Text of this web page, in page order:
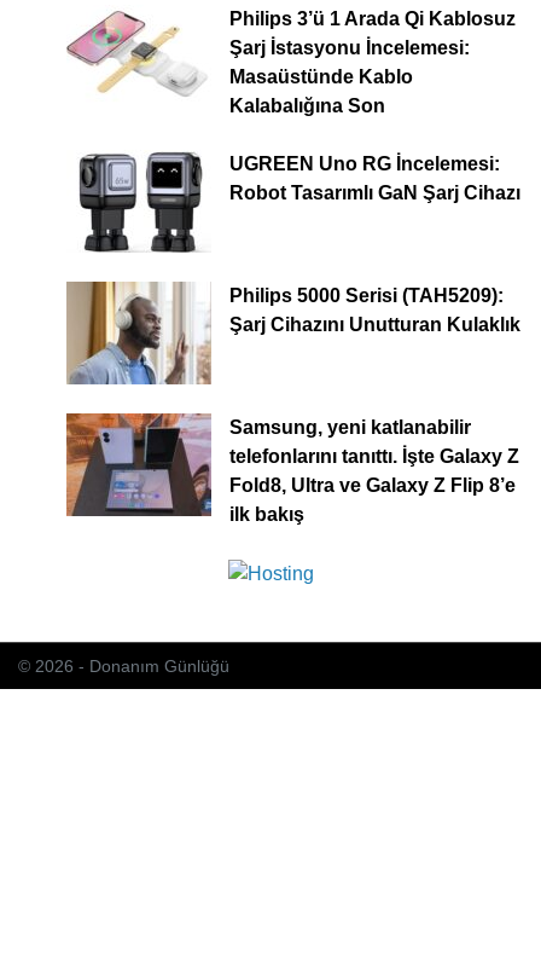
Philips 3’ü 1 Arada Qi Kablosuz
Şarj İstasyonu İncelemesi:
Masaüstünde Kablo
Kalabalığına Son
UGREEN Uno RG İncelemesi:
Robot Tasarımlı GaN Şarj Cihazı
Philips 5000 Serisi (TAH5209):
Şarj Cihazını Unutturan Kulaklık
Samsung, yeni katlanabilir
telefonlarını tanıttı. İşte Galaxy Z
Fold8, Ultra ve Galaxy Z Flip 8’e
ilk bakış
© 2026 - Donanım Günlüğü